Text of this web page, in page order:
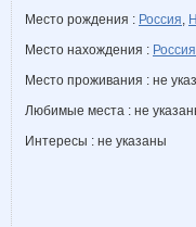
Место рождения : Россия,
Место нахождения : Россия
Место проживания : не
Любимые места : не
Интересы : не указаны